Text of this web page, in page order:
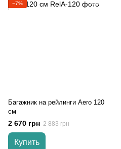
−7%
Багажник на рейлинги Aero 120
см
2 670 грн 2 883 грн
Купить